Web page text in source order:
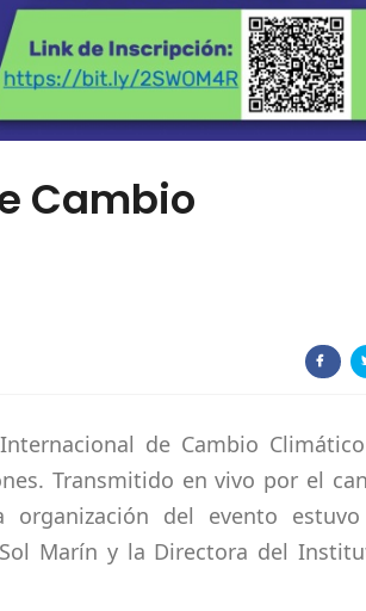
Cambio
de Cambio
Transmitido en vivo por el
organización del evento
Marín y la Directora del